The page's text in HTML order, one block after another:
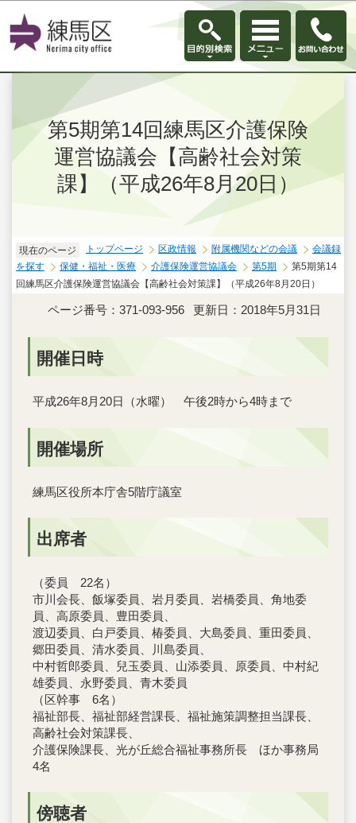
このページの本文へ移動
第5期第14回練馬区介護保険
運営協議会【高齢社会対策
課】（平成26年8月20日）
現在のページ トップページ 区政情報 附属機関などの会議
会議録
を探す
保健・福祉・医療 介護保険運営協議会 第5期
第5期第14
回練馬区介護保険運営協議会【高齢社会対策課】（平成26年8月20日）
ページ番号：371-093-956 更新日：2018年5月31日
開催日時
平成26年8月20日（水曜） 午後2時から4時まで
開催場所
練馬区役所本庁舎5階庁議室
出席者
（委員 22名）
市川会長、飯塚委員、岩月委員、岩橋委員、角地委
員、高原委員、豊田委員、
渡辺委員、白戸委員、椿委員、大島委員、重田委員、
郷田委員、清水委員、川島委員、
中村哲郎委員、兒玉委員、山添委員、原委員、中村紀
雄委員、永野委員、青木委員
（区幹事 6名）
福祉部長、福祉部経営課長、福祉施策調整担当課長、
高齢社会対策課長、
介護保険課長、光が丘総合福祉事務所長 ほか事務局
4名
傍聴者